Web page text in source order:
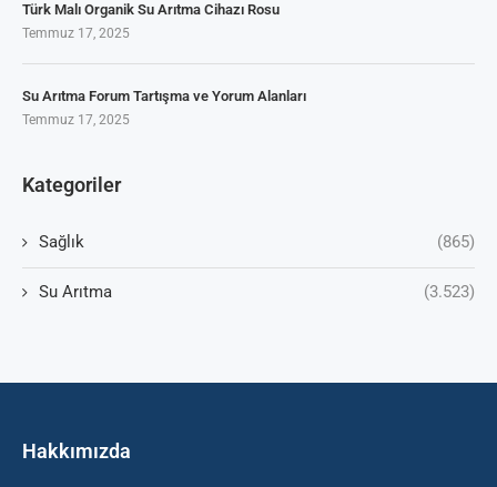
Türk Malı Organik Su Arıtma Cihazı Rosu
Temmuz 17, 2025
Su Arıtma Forum Tartışma ve Yorum Alanları
Temmuz 17, 2025
Kategoriler
Sağlık (865)
Su Arıtma (3.523)
Hakkımızda